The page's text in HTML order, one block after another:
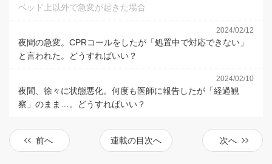
ベッド上以外で急変が起きた場合
2024/02/12
夜間の急変。CPRコールをしたが「処置中で対応できない」
と言われた。どうすればいい？
2024/02/10
夜間、徐々に状態悪化。何度も医師に報告したが「経過観
察」のまま…。どうすればいい？
前へ 連載の目次へ 次へ